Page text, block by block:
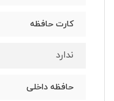
کارت حافظه
ندارد
حافظه داخلی